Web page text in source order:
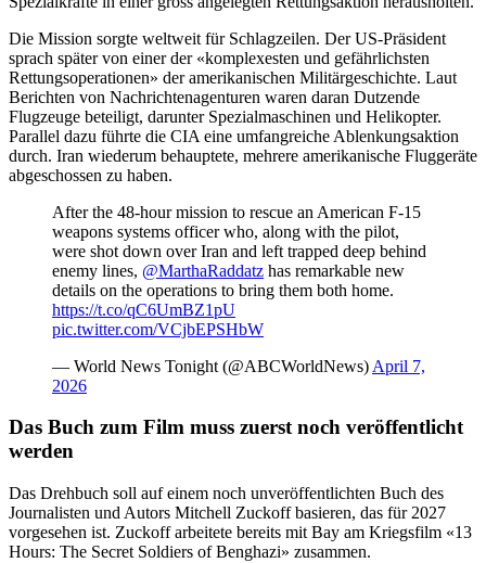
Die Mission sorgte weltweit für Schlagzeilen. Der US-Präsident
sprach später von einer der «komplexesten und gefährlichsten
Rettungsoperationen» der amerikanischen Militärgeschichte. Laut
Berichten von Nachrichtenagenturen waren daran Dutzende
Flugzeuge beteiligt, darunter Spezialmaschinen und Helikopter.
Parallel dazu führte die CIA eine umfangreiche Ablenkungsaktion
durch. Iran wiederum behauptete, mehrere amerikanische Fluggeräte
abgeschossen zu haben.
After the 48-hour mission to rescue an American F-15
weapons systems officer who, along with the pilot,
were shot down over Iran and left trapped deep behind
enemy lines, @MarthaRaddatz has remarkable new
details on the operations to bring them both home.
https://t.co/qC6UmBZ1pU
pic.twitter.com/VCjbEPSHbW
— World News Tonight (@ABCWorldNews) April 7,
2026
Das Buch zum Film muss zuerst noch veröffentlicht
werden
Das Drehbuch soll auf einem noch unveröffentlichten Buch des
Journalisten und Autors Mitchell Zuckoff basieren, das für 2027
vorgesehen ist. Zuckoff arbeitete bereits mit Bay am Kriegsfilm «13
Hours: The Secret Soldiers of Benghazi» zusammen.